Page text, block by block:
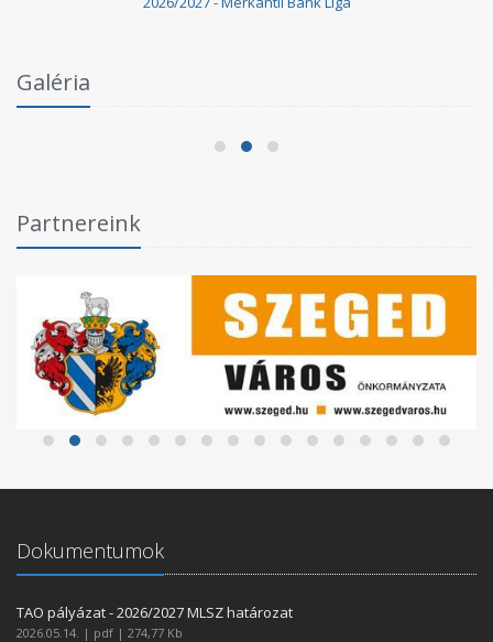
Galéria
Fórumban
2026.06.03.
Partnereink
Dokumentumok
TAO pályázat - 2026/2027 MLSZ határozat
2026.05.14. | pdf | 274,77 Kb